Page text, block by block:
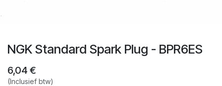
NGK Standard Spark Plug - BPR6ES
6,04 €
(Inclusief btw)